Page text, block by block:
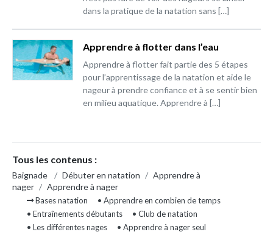
dans la pratique de la natation sans […]
Apprendre à flotter dans l’eau
Apprendre à flotter fait partie des 5 étapes
pour l’apprentissage de la natation et aide le
nageur à prendre confiance et à se sentir bien
en milieu aquatique. Apprendre à […]
Tous les contenus :
Baignade / Débuter en natation / Apprendre à
nager / Apprendre à nager
Bases natation
• Apprendre en combien de temps
• Entraînements débutants
• Club de natation
• Les différentes nages
• Apprendre à nager seul